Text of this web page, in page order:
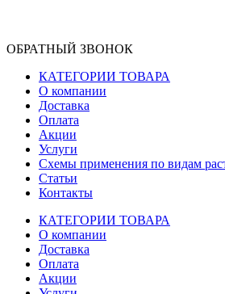
ОБРАТНЫЙ ЗВОНОК
КАТЕГОРИИ ТОВАРА
О компании
Доставка
Оплата
Акции
Услуги
Схемы применения по видам
Статьи
Контакты
КАТЕГОРИИ ТОВАРА
О компании
Доставка
Оплата
Акции